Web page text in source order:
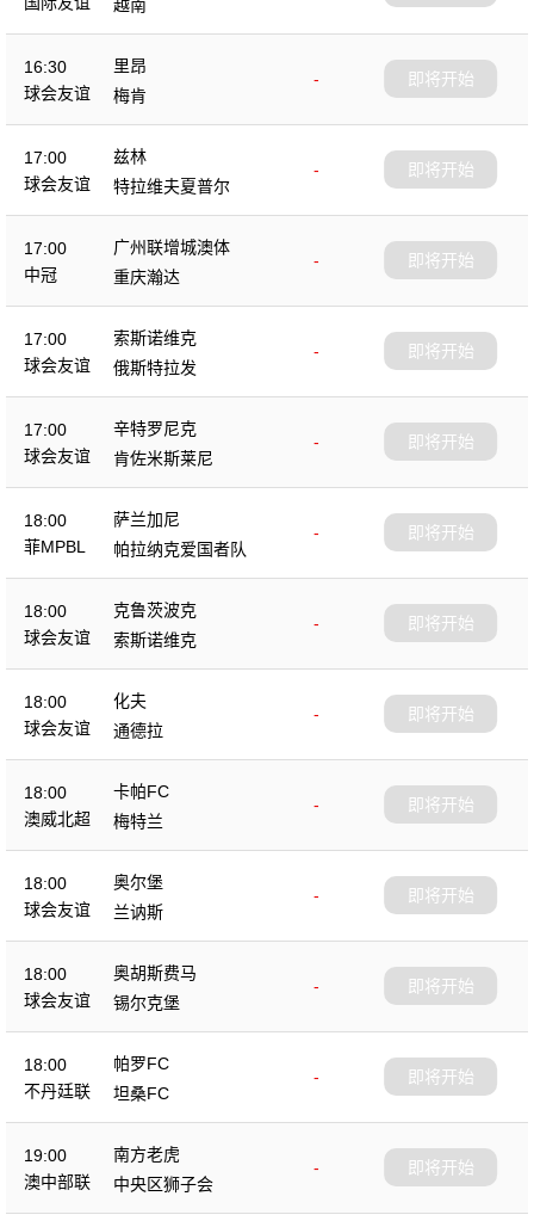
越南
16:30
球会友谊
里昂
-
梅肯
即将开始
17:00
球会友谊
兹林
-
特拉维夫夏普尔
即将开始
17:00
中冠
广州联增城澳体
-
重庆瀚达
即将开始
17:00
球会友谊
索斯诺维克
-
俄斯特拉发
即将开始
17:00
球会友谊
辛特罗尼克
-
肯佐米斯莱尼
即将开始
18:00
菲MPBL
萨兰加尼
-
帕拉纳克爱国者队
即将开始
18:00
球会友谊
克鲁茨波克
-
索斯诺维克
即将开始
18:00
球会友谊
化夫
-
通德拉
即将开始
18:00
澳威北超
卡帕FC
-
梅特兰
即将开始
18:00
球会友谊
奥尔堡
-
兰讷斯
即将开始
18:00
球会友谊
奥胡斯费马
-
锡尔克堡
即将开始
18:00
不丹廷联
帕罗FC
-
坦桑FC
即将开始
19:00
澳中部联
南方老虎
-
中央区狮子会
即将开始